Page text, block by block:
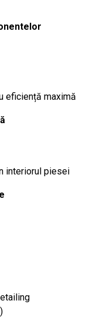
eficiență maximă
interiorul piesei